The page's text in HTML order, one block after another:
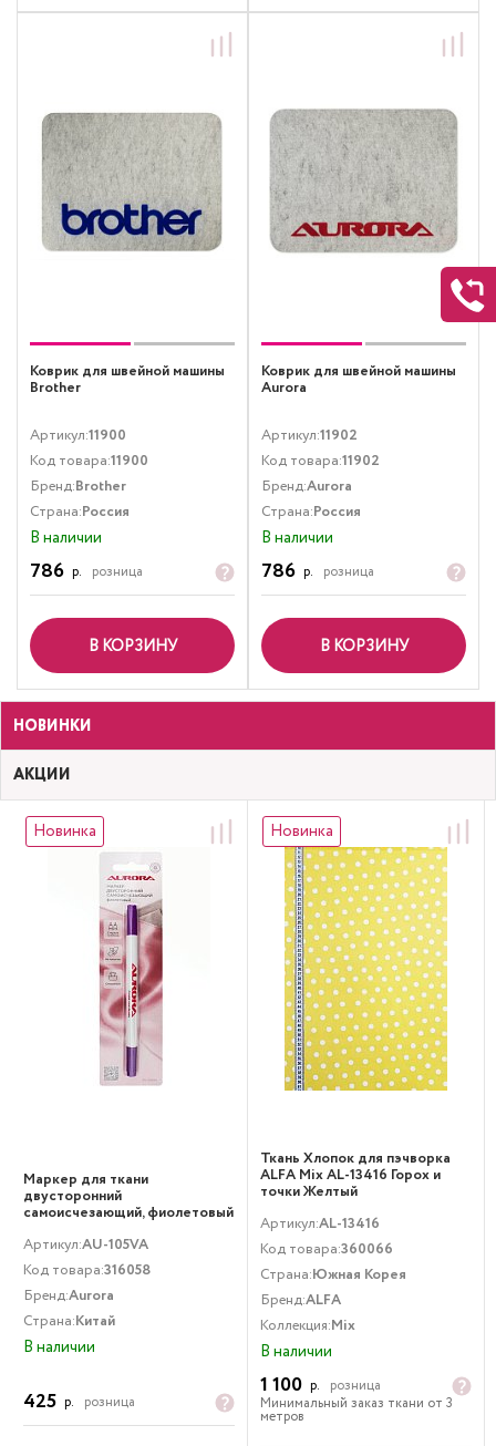
Коврик для швейной машины
Brother
Артикул:11900
Код товара:11900
Бренд:Brother
Страна:Россия
В наличии
786 р. розница
В КОРЗИНУ
Коврик для швейной машины
Aurora
Артикул:11902
Код товара:11902
Бренд:Aurora
Страна:Россия
В наличии
786 р. розница
В КОРЗИНУ
НОВИНКИ
АКЦИИ
Новинка
Маркер для ткани
двусторонний
самоисчезающий, фиолетовый
Артикул:AU-105VA
Код товара:316058
Бренд:Aurora
Страна:Китай
В наличии
425 р. розница
Новинка
Ткань Хлопок для пэчворка
ALFA Mix AL-13416 Горох и
точки Желтый
Артикул:AL-13416
Код товара:360066
Страна:Южная Корея
Бренд:ALFA
Коллекция:Mix
В наличии
1 100 р.
розница
Минимальный заказ ткани от 3
метров